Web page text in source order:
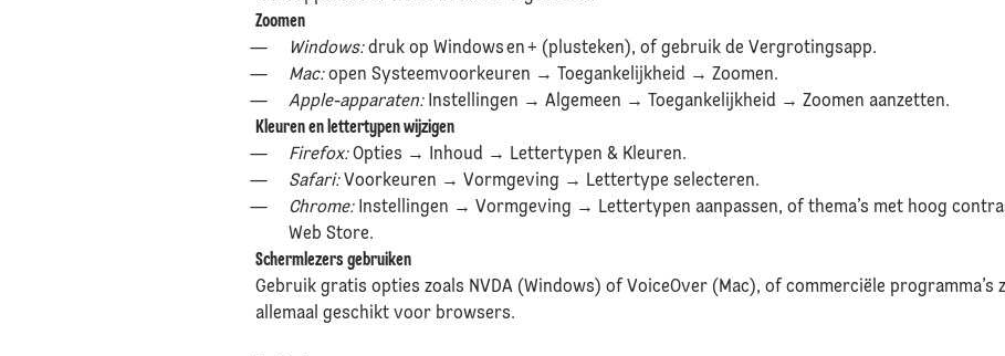
Zoomen
Windows:druk op Windows en + (plusteken), of gebruik de Vergrotingsapp.
Mac:open Systeemvoorkeuren → Toegankelijkheid → Zoomen.
Apple-apparaten:Instellingen → Algemeen → Toegankelijkheid → Zoomen aanzetten.
Kleuren en lettertypen wijzigen
Firefox:Opties → Inhoud → Lettertypen & Kleuren.
Safari:Voorkeuren → Vormgeving → Lettertype selecteren.
Chrome:Instellingen → Vormgeving → Lettertypen aanpassen, of thema’s met hoog
Web Store.
Schermlezers gebruiken
Gebruik gratis opties zoals NVDA (Windows) of VoiceOver (Mac), of commerciële programma’s
allemaal geschikt voor browsers.